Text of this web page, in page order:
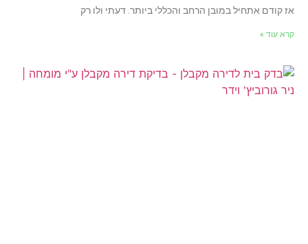
אז קודם אתחיל במובן הרחב והכללי ביותר. דעתי ולו רק
קרא עוד »